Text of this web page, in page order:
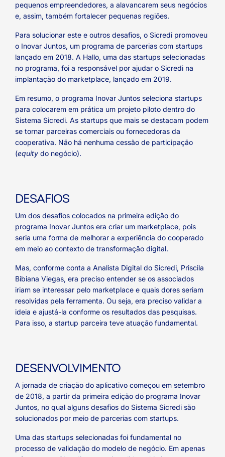
pequenos empreendedores, a alavancarem seus negócios
e, assim, também fortalecer pequenas regiões.
Para solucionar este e outros desafios, o Sicredi promoveu
o Inovar Juntos, um programa de parcerias com startups
lançado em 2018. A Hallo, uma das startups selecionadas
no programa, foi a responsável por ajudar o Sicredi na
implantação do marketplace, lançado em 2019.
Em resumo, o programa Inovar Juntos seleciona startups
para colocarem em prática um projeto piloto dentro do
Sistema Sicredi. As startups que mais se destacam podem
se tornar parceiras comerciais ou fornecedoras da
cooperativa. Não há nenhuma cessão de participação
(equity do negócio).
DESAFIOS
Um dos desafios colocados na primeira edição do
programa Inovar Juntos era criar um marketplace, pois
seria uma forma de melhorar a experiência do cooperado
em meio ao contexto de transformação digital.
Mas, conforme conta a Analista Digital do Sicredi, Priscila
Bibiana Viegas, era preciso entender se os associados
iriam se interessar pelo marketplace e quais dores seriam
resolvidas pela ferramenta. Ou seja, era preciso validar a
ideia e ajustá-la conforme os resultados das pesquisas.
Para isso, a startup parceira teve atuação fundamental.
DESENVOLVIMENTO
A jornada de criação do aplicativo começou em setembro
de 2018, a partir da primeira edição do programa Inovar
Juntos, no qual alguns desafios do Sistema Sicredi são
solucionados por meio de parcerias com startups.
Uma das startups selecionadas foi fundamental no
processo de validação do modelo de negócio. Em apenas